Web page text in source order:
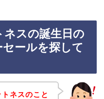
スの誕生日の
ールを探して
ネスのこと